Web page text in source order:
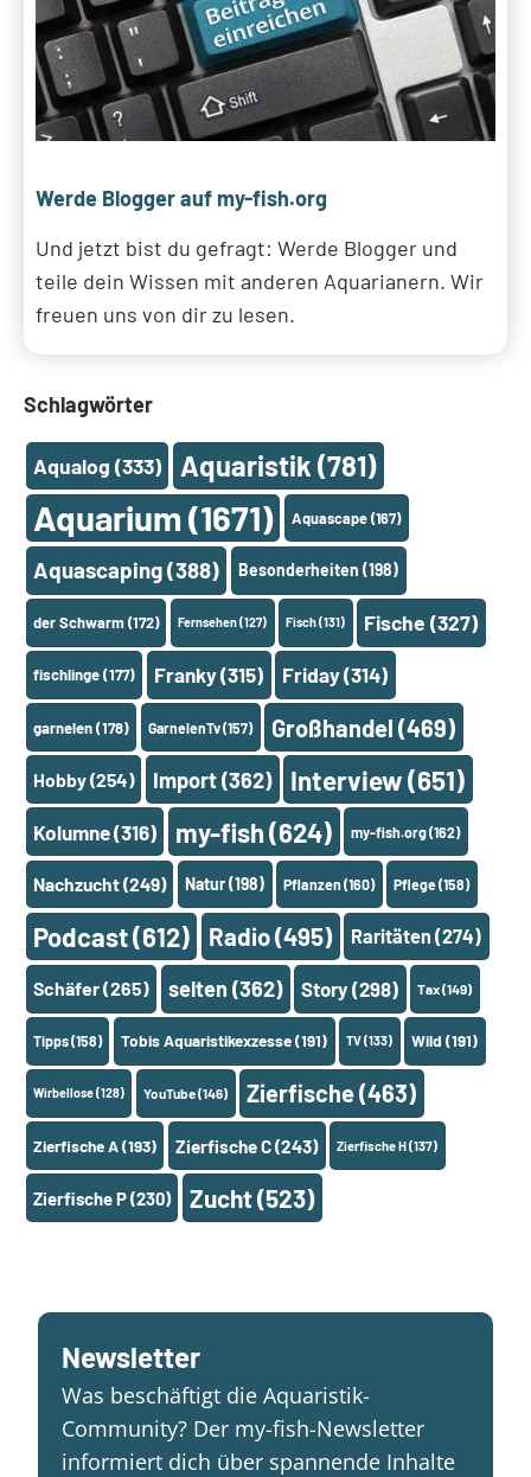
Werde Blogger auf my-fish.org
Und jetzt bist du gefragt: Werde Blogger und
teile dein Wissen mit anderen Aquarianern. Wir
freuen uns von dir zu lesen.
Schlagwörter
Aqualog (333) Aquaristik (781)
Aquarium (1671) Aquascape(167)
Aquascaping(388) Besonderheiten (198)
der Schwarm(172) Fernsehen(127) Fisch(131) Fische (327)
fischlinge(177) Franky(315) Friday(314)
garnelen(178) GarnelenTv(157) Großhandel (469)
Hobby(254) Import(362) Interview(651)
Kolumne(316) my-fish(624) my-fish.org(162)
Nachzucht(249) Natur(198) Pflanzen(160) Pflege(158)
Podcast(612) Radio(495) Raritäten (274)
Schäfer(265) selten (362) Story (298) Tax(149)
Tipps(158) Tobis Aquaristikexzesse(191) TV(133) Wild (191)
Wirbellose(128) YouTube(146) Zierfische(463)
Zierfische A(193) Zierfische C(243) Zierfische H(137)
Zierfische P(230) Zucht(523)
Newsletter
Was beschäftigt die Aquaristik-
Community? Der my-fish-Newsletter
informiert dich über spannende Inhalte